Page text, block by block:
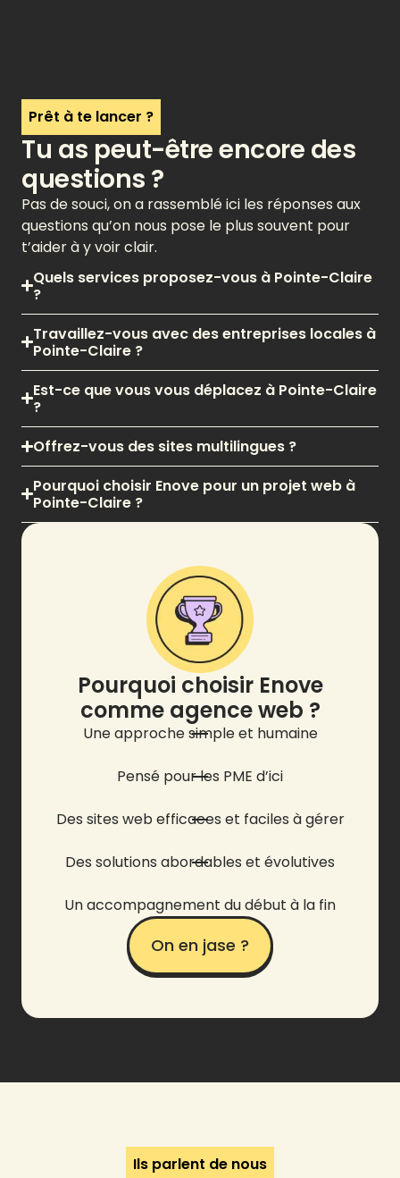
Prêt à te lancer ?
Tu as peut-être encore des
questions ?
Pas de souci, on a rassemblé ici les réponses aux
questions qu’on nous pose le plus souvent pour
t’aider à y voir clair.
Quels services proposez-vous à Pointe-Claire
?
Travaillez-vous avec des entreprises locales à
Pointe-Claire ?
Est-ce que vous vous déplacez à Pointe-Claire
?
Offrez-vous des sites multilingues ?
Pourquoi choisir Enove pour un projet web à
Pointe-Claire ?
Pourquoi choisir Enove
comme agence web ?
Une approche simple et humaine
Pensé pour les PME d’ici
Des sites web efficaces et faciles à gérer
Des solutions abordables et évolutives
Un accompagnement du début à la fin
On en jase ?
Ils parlent de nous